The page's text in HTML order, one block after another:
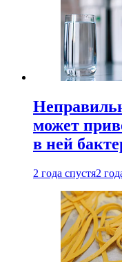
может
в ней
2 года спустя2